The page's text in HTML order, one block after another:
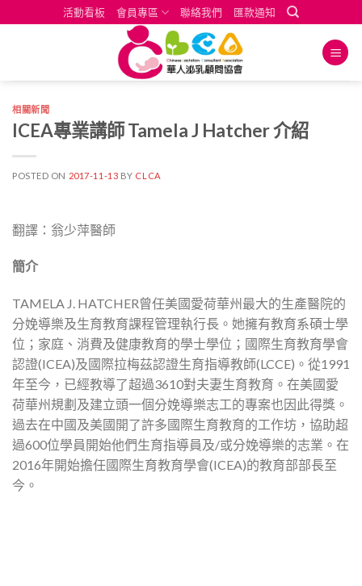
to
活動看板 會員專區 聯絡我們 匯款通知
相關新聞
ICEA專業講師 Tamela J Hatcher 介紹
POSTED ON 2017-11-13 BY CLCA
翻譯：翁少萍醫師
簡介
TAMELA J. HATCHER曾任美國愛荷華州最大的生產醫院的
分娩導樂及生育教育課程管理執行長。她擁有教育系碩士學
位；家庭、消費及健康教育的學士學位；國際生育教育學會
認證(ICEA)及國際拉梅茲認證生育指導教師(LCCE)。從1991
年至今，已經教導了超過3610對夫妻生育教育。在美國愛
荷華州規劃及建立頭一個分娩導樂志工的專案也因此得獎。
過去在中國及美國開了許多國際生育教育的工作坊，協助超
過600位學員開始他們生育指導員及/或分娩導樂的志業。在
2016年開始擔任國際生育教育學會(ICEA)的教育部部長至
今。